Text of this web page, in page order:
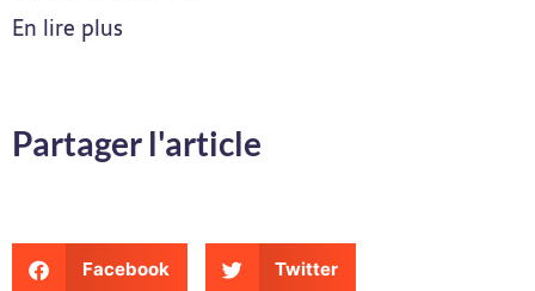
En lire plus
Partager l'article
Facebook Twitter